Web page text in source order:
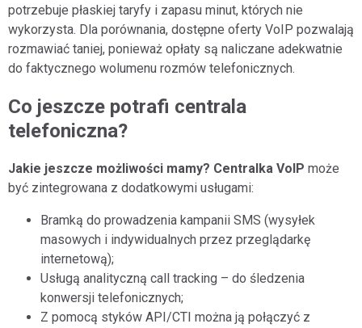
potrzebuje płaskiej taryfy i zapasu minut, których nie
wykorzysta. Dla porównania, dostępne oferty VoIP pozwalają
rozmawiać taniej, ponieważ opłaty są naliczane adekwatnie
do faktycznego wolumenu rozmów telefonicznych.
Co jeszcze potrafi centrala
telefoniczna?
Jakie jeszcze możliwości mamy? Centralka VoIP może
być zintegrowana z dodatkowymi usługami:
Bramką do prowadzenia kampanii SMS (wysyłek
masowych i indywidualnych przez przeglądarkę
internetową);
Usługą analityczną call tracking – do śledzenia
konwersji telefonicznych;
Z pomocą styków API/CTI można ją połączyć z